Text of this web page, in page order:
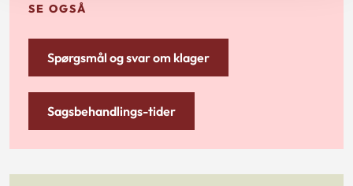
SE OGSÅ
Spørgsmål og svar om klager
Sagsbehandlings-tider